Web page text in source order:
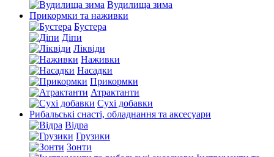
Вудилища зима
Прикормки та наживки
Бустера
Діпи
Ліквіди
Наживки
Насадки
Прикормки
Атрактанти
Сухі добавки
Рибальські снасті, обладнання та аксесуари
Відра
Грузики
Зонти